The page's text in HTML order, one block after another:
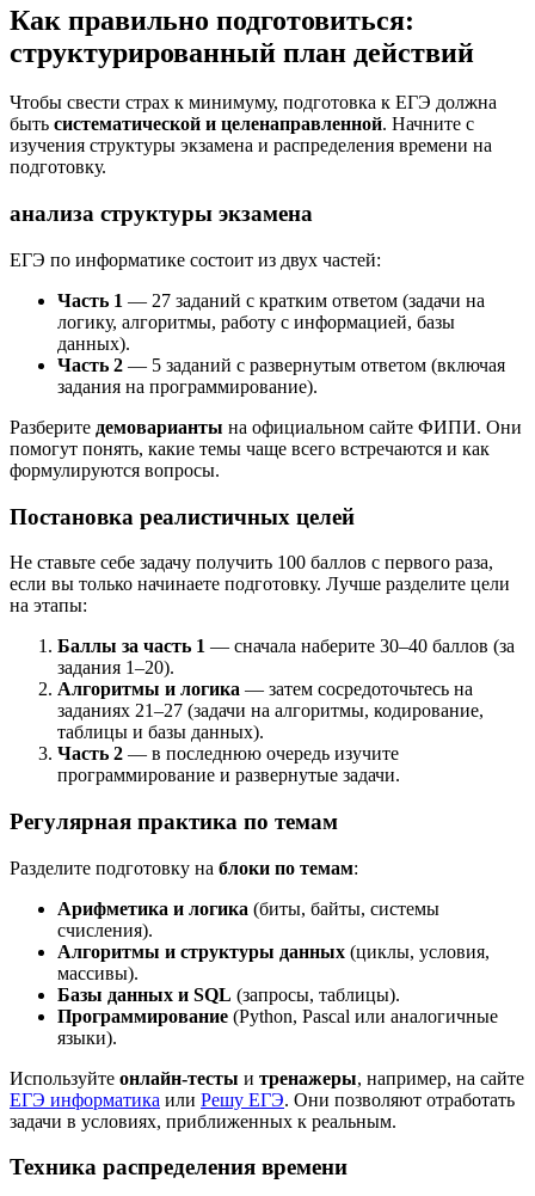
Как правильно подготовиться:
структурированный план действий
Чтобы свести страх к минимуму, подготовка к ЕГЭ должна
быть систематической и целенаправленной. Начните с
изучения структуры экзамена и распределения времени на
подготовку.
анализа структуры экзамена
ЕГЭ по информатике состоит из двух частей:
Часть 1 — 27 заданий с кратким ответом (задачи на
логику, алгоритмы, работу с информацией, базы
данных).
Часть 2 — 5 заданий с развернутым ответом (включая
задания на программирование).
Разберите демоварианты на официальном сайте ФИПИ. Они
помогут понять, какие темы чаще всего встречаются и как
формулируются вопросы.
Постановка реалистичных целей
Не ставьте себе задачу получить 100 баллов с первого раза,
если вы только начинаете подготовку. Лучше разделите цели
на этапы:
Баллы за часть 1 — сначала наберите 30–40 баллов (за
задания 1–20).
Алгоритмы и логика — затем сосредоточьтесь на
заданиях 21–27 (задачи на алгоритмы, кодирование,
таблицы и базы данных).
Часть 2 — в последнюю очередь изучите
программирование и развернутые задачи.
Регулярная практика по темам
Разделите подготовку на блоки по темам:
Арифметика и логика (биты, байты, системы
счисления).
Алгоритмы и структуры данных (циклы, условия,
массивы).
Базы данных и SQL (запросы, таблицы).
Программирование (Python, Pascal или аналогичные
языки).
Используйте онлайн-тесты и тренажеры, например, на сайте
ЕГЭ информатика или Решу ЕГЭ. Они позволяют отработать
задачи в условиях, приближенных к реальным.
Техника распределения времени